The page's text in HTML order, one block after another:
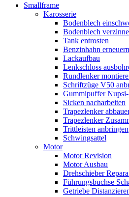
Smallframe
Karosserie
Bodenblech
Bodenblech
Tank entrosten
Benzinhahn erneuern
Lackaufbau
Lenkschloss
Rundlenker
Schriftzüge V50
Gummipuffer
Sicken nacharbeiten
Trapezlenker
Trapezlenker
Trittleisten anbringen
Schwingsattel
Motor
Motor Revision
Motor Ausbau
Drehschieber
Führungsbuchse
Getriebe